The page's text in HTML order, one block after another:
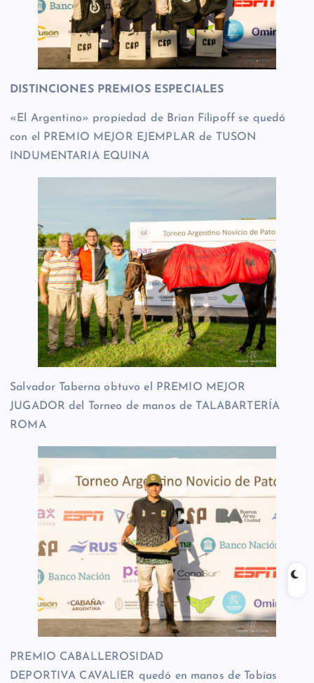
DISTINCIONES PREMIOS ESPECIALES
«El Argentino» propiedad de Brian Filipoff se quedó
con el PREMIO MEJOR EJEMPLAR de TUSON
INDUMENTARIA EQUINA
Salvador Taberna obtuvo el PREMIO MEJOR
JUGADOR del Torneo de manos de TALABARTERÍA
ROMA
PREMIO CABALLEROSIDAD
DEPORTIVA CAVALIER quedó en manos de Tobías